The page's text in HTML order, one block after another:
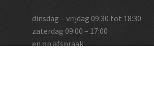
dinsdag – vrijdag 09:30 tot 18:30
zaterdag 09:00 – 17:00
en op afspraak